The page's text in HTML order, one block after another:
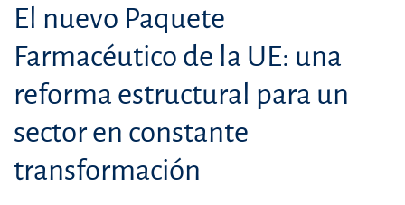
El nuevo Paquete
Farmacéutico de la UE: una
reforma estructural para un
sector en constante
transformación